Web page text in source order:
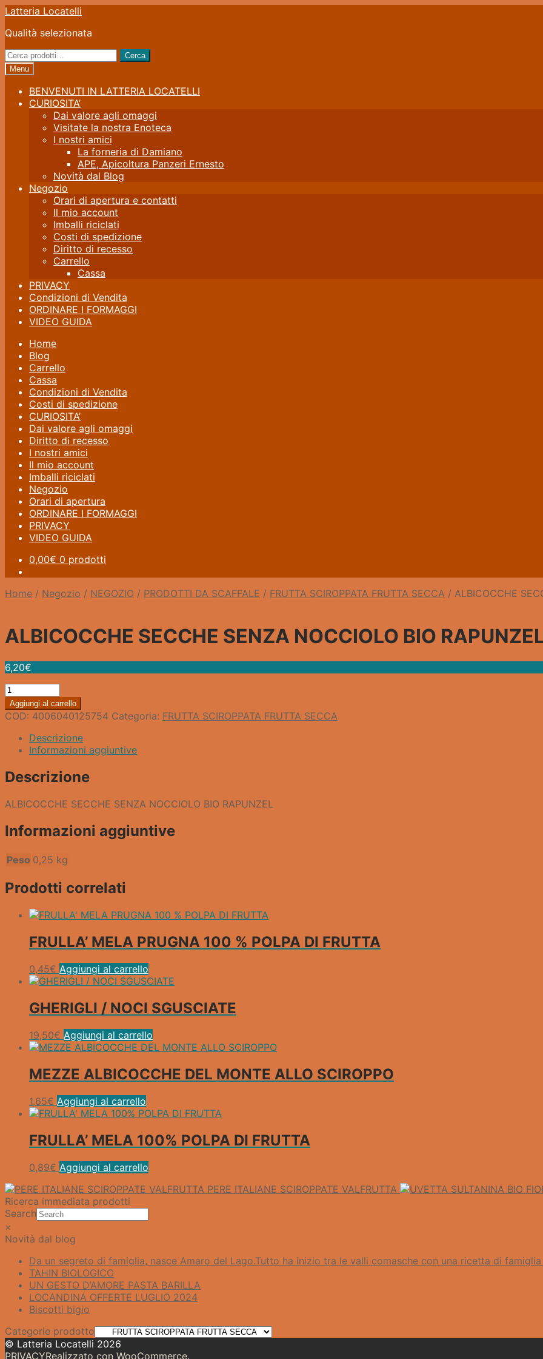
Vai
navigazione
Vai
contenuto
Latteria Locatelli
Qualità selezionata
Cerca:
Cerca
Menu
BENVENUTI IN LATTERIA LOCATELLI
CURIOSITA’
Dai valore agli omaggi
Visitate la nostra Enoteca
I nostri amici
La forneria di Damiano
APE, Apicoltura Panzeri Ernesto
Novità dal Blog
Negozio
Orari di apertura e contatti
Il mio account
Imballi riciclati
Costi di spedizione
Diritto di recesso
Carrello
Cassa
PRIVACY
Condizioni di Vendita
ORDINARE I FORMAGGI
VIDEO GUIDA
Home
Blog
Carrello
Cassa
Condizioni di Vendita
Costi di spedizione
CURIOSITA’
Dai valore agli omaggi
Diritto di recesso
I nostri amici
Il mio account
Imballi riciclati
Negozio
Orari di apertura
ORDINARE I FORMAGGI
PRIVACY
VIDEO GUIDA
0,00€ 0 prodotti
Home / Negozio / NEGOZIO / PRODOTTI DA SCAFFALE / FRUTTA SCIROPPATA FRUTTA SECCA / ALBICOCCHE
ALBICOCCHE SECCHE SENZA NOCCIOLO BIO
6,20€
ALBICOCCHE
SECCHE
SENZA
BIO
RAPUNZEL
Aggiungi al carrello
COD: 4006040125754 Categoria: FRUTTA SCIROPPATA FRUTTA SECCA
Descrizione
Informazioni aggiuntive
Descrizione
ALBICOCCHE SECCHE SENZA NOCCIOLO BIO RAPUNZEL
Informazioni aggiuntive
Peso 0,25 kg
Prodotti correlati
FRULLA’ MELA PRUGNA 100 % POLPA DI FRUTTA
0,45€ Aggiungi al carrello
GHERIGLI / NOCI SGUSCIATE
19,50€ Aggiungi al carrello
MEZZE ALBICOCCHE DEL MONTE ALLO SCIROPPO
1,65€ Aggiungi al carrello
FRULLA’ MELA 100% POLPA DI FRUTTA
0,89€ Aggiungi al carrello
PERE ITALIANE SCIROPPATE VALFRUTTA
Ricerca immediata prodotti
Search
×
Novità dal blog
Da un segreto di famiglia, nasce Amaro del Lago.​Tutto ha inizio tra le valli comasche con una ricetta di
TAHIN BIOLOGICO
UN GESTO D’AMORE PASTA BARILLA
LOCANDINA OFFERTE LUGLIO 2024
Biscotti bigio
Categorie prodotto
© Latteria Locatelli 2026
PRIVACYRealizzato con WooCommerce.